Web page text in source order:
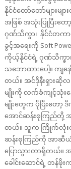
နိုင်ငံတော်တော်များမ
အဖြစ် အသုံးပြုပြီးတ
ဂုဏ်သိက္ခာ၊ နိုင်ငံတက
ခွင့်အရေးကို Soft
ကိုယ့်နိုင်ငံရဲ့ ဂုဏ်သိက္ခာ
သဘောထားပေါ့။ ကျ
တယ်။ အင်ဒိုနီးရှားဆိုလည်
မျိုးကို လက်ခံကျင့်သုံးန
မျိုးတွေက ပိုပြီးတေ
အောင်ဆန်းစုကြည်တို့ အ
တယ်။ သူက ကြိုက်လုံးထွင်
ဆန်းစုကြည်ကို အာဆီယံ
ပြောသွားတာရှိတယ်။
ခေါင်းဆောင်ရဲ့ တန်ဖို